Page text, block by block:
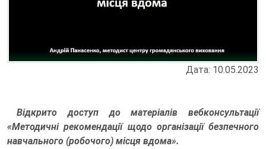
Дата: 10.05.2023
Відкрито доступ до матеріалів вебконсультації
«Методичні рекомендації щодо організації безпечного
навчального (робочого) місця вдома».